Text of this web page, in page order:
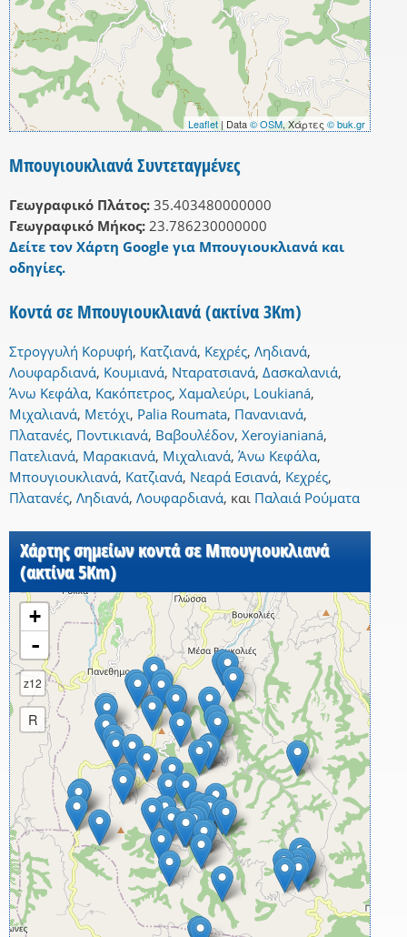
Leaflet | Data© OSM, Χάρτες © buk.gr
Μπουγιουκλιανά Συντεταγμένες
Γεωγραφικό Πλάτος: 35.403480000000
Γεωγραφικό Μήκος: 23.786230000000
Δείτε τον Χάρτη Google για Μπουγιουκλιανά και
οδηγίες.
Κοντά σε Μπουγιουκλιανά (ακτίνα 3Km)
Στρογγυλή Κορυφή, Κατζιανά, Κεχρές, Ληδιανά,
Λουφαρδιανά, Κουμιανά, Νταρατσιανά, Δασκαλανιά,
Άνω Κεφάλα, Κακόπετρος, Χαμαλεύρι, Loukianá,
Μιχαλιανά, Μετόχι, Palia Roumata, Πανανιανά,
Πλατανές, Ποντικιανά, Βαβουλέδον, Xeroyianianá,
Πατελιανά, Μαρακιανά, Μιχαλιανά, Άνω Κεφάλα,
Μπουγιουκλιανά, Κατζιανά, Νεαρά Εσιανά, Κεχρές,
Πλατανές, Ληδιανά, Λουφαρδιανά, και Παλαιά Ρούματα
Χάρτης σημείων κοντά σε Μπουγιουκλιανά
(ακτίνα 5Km)
+
-
z12
R